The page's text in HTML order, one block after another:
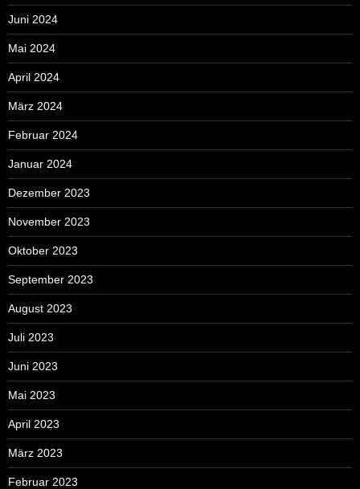
Juni 2024
Mai 2024
April 2024
März 2024
Februar 2024
Januar 2024
Dezember 2023
November 2023
Oktober 2023
September 2023
August 2023
Juli 2023
Juni 2023
Mai 2023
April 2023
März 2023
Februar 2023